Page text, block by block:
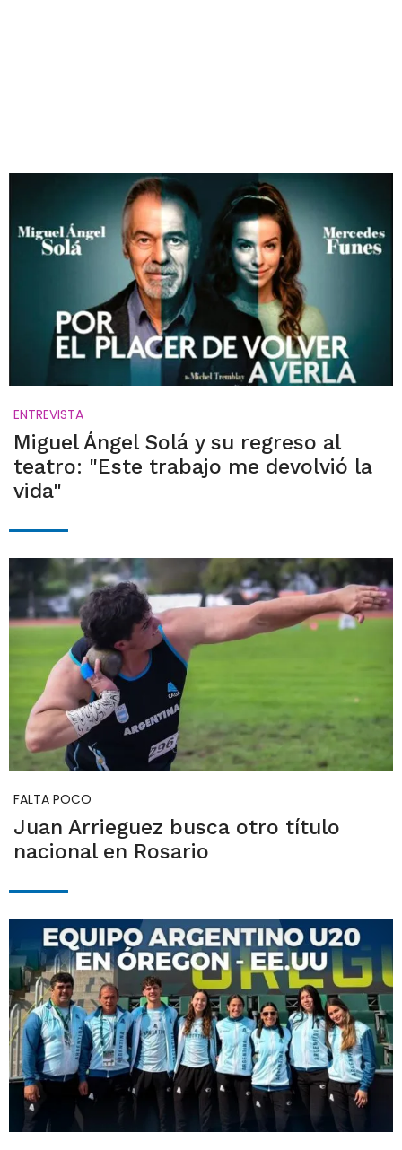
ENTREVISTA
Miguel Ángel Solá y su regreso al
teatro: "Este trabajo me devolvió la
vida"
FALTA POCO
Juan Arrieguez busca otro título
nacional en Rosario